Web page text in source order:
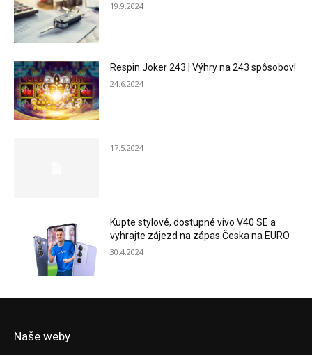
19.9.2024
Respin Joker 243 | Výhry na 243 spôsobov!
24.6.2024
17.5.2024
Kupte stylové, dostupné vivo V40 SE a
vyhrajte zájezd na zápas Česka na EURO
30.4.2024
Naše weby